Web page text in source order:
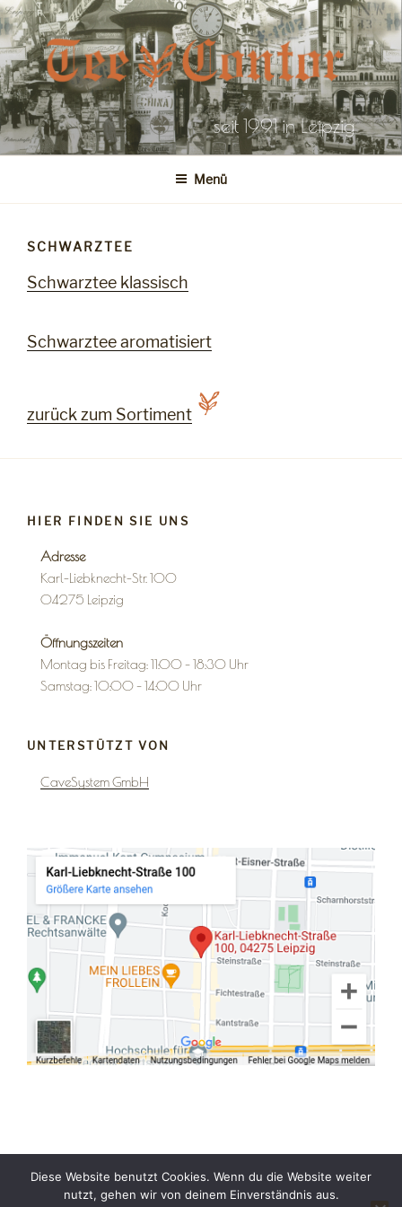
Zum
Inhalt
springen
seit 1991 in Leipzig
Menü
SCHWARZTEE
Schwarztee klassisch
Schwarztee aromatisiert
zurück zum Sortiment
HIER FINDEN SIE UNS
Adresse
Karl-Liebknecht-Str. 100
04275 Leipzig
Öffnungszeiten
Montag bis Freitag: 11:00 – 18:30 Uhr
Samstag: 10:00 – 14:00 Uhr
UNTERSTÜTZT VON
CaveSystem GmbH
Mail
Diese Website benutzt Cookies. Wenn du die Website weiter
nutzt, gehen wir von deinem Einverständnis aus.